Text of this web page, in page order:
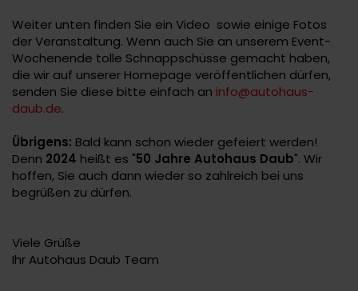
Weiter unten finden Sie ein Video sowie einige Fotos
der Veranstaltung. Wenn auch Sie an unserem Event-
Wochenende tolle Schnappschüsse gemacht haben,
die wir auf unserer Homepage veröffentlichen dürfen,
senden Sie diese bitte einfach an info@autohaus-
daub.de.
Übrigens: Bald kann schon wieder gefeiert werden!
Denn 2024 heißt es "50 Jahre Autohaus Daub". Wir
hoffen, Sie auch dann wieder so zahlreich bei uns
begrüßen zu dürfen.
Viele Grüße
Ihr Autohaus Daub Team